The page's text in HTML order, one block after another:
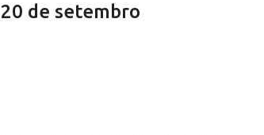
de setembro